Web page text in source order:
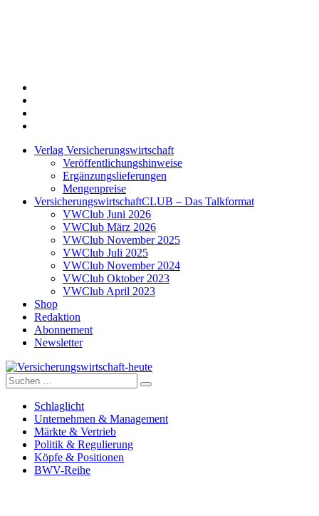
Verlag Versicherungswirtschaft
Veröffentlichungshinweise
Ergänzungslieferungen
Mengenpreise
VersicherungswirtschaftCLUB – Das Talkformat
VWClub Juni 2026
VWClub März 2026
VWClub November 2025
VWClub Juli 2025
VWClub November 2024
VWClub Oktober 2023
VWClub April 2023
Shop
Redaktion
Abonnement
Newsletter
Versicherungswirtschaft-heute
Suche
nach:
Schlaglicht
Unternehmen & Management
Märkte & Vertrieb
Politik & Regulierung
Köpfe & Positionen
BWV-Reihe